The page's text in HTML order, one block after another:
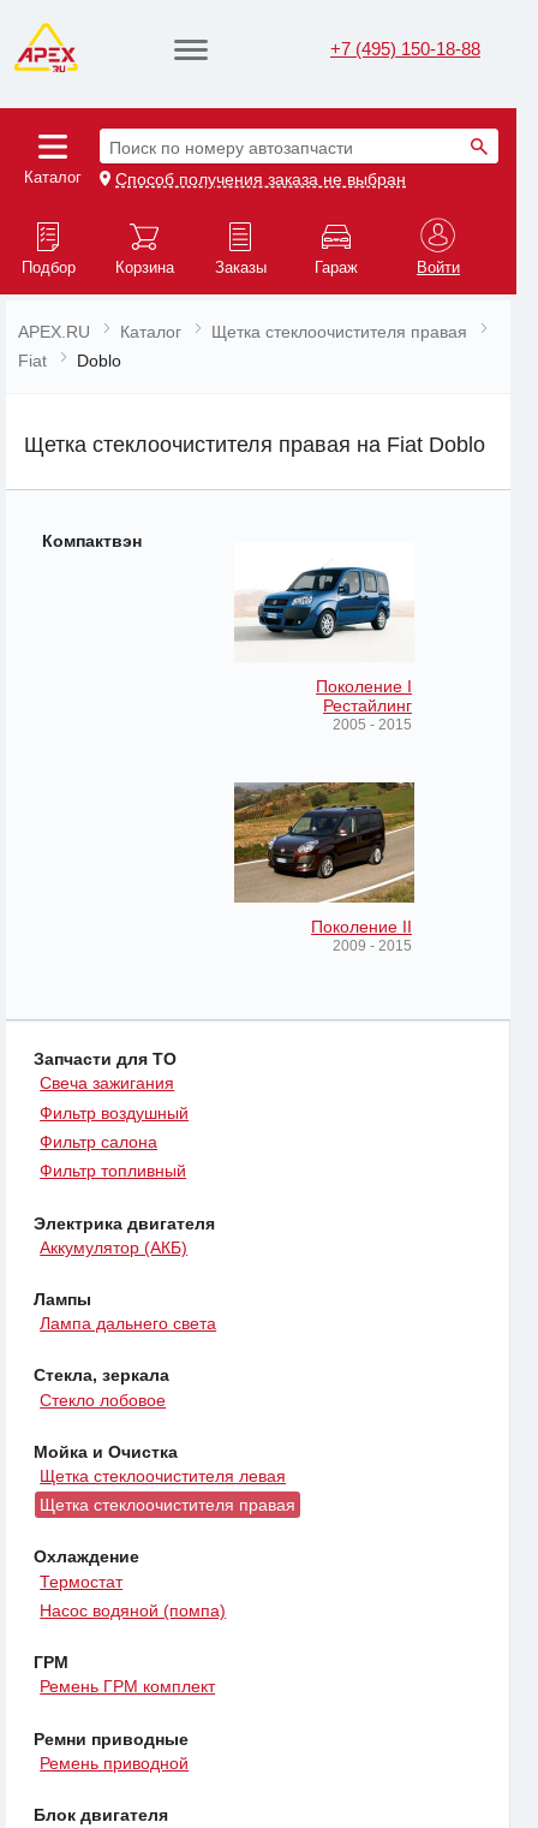
+7 (495) 150-18-88
Каталог
Поиск по номеру автозапчасти
Способ получения заказа не выбран
Подбор Корзина Заказы Гараж Войти
APEX.RU Каталог
Щетка стеклоочистителя правая
Fiat
Doblo
Щетка стеклоочистителя правая на Fiat Doblo
Компактвэн
Поколение I
Рестайлинг
2005 - 2015
Поколение II
2009 - 2015
Запчасти для ТО
Свеча зажигания
Фильтр воздушный
Фильтр салона
Фильтр топливный
Электрика двигателя
Аккумулятор (АКБ)
Лампы
Лампа дальнего света
Стекла, зеркала
Стекло лобовое
Мойка и Очистка
Щетка стеклоочистителя левая
Щетка стеклоочистителя правая
Охлаждение
Термостат
Насос водяной (помпа)
ГРМ
Ремень ГРМ комплект
Ремни приводные
Ремень приводной
Блок двигателя